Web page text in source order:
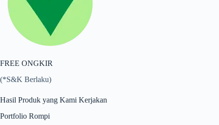
FREE ONGKIR
(*S&K Berlaku)
Hasil Produk yang Kami Kerjakan
Portfolio Rompi